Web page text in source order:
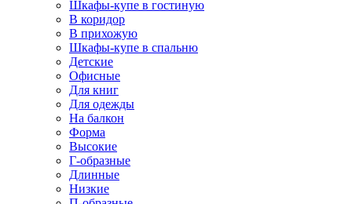
Шкафы-купе в гостиную
В коридор
В прихожую
Шкафы-купе в спальню
Детские
Офисные
Для книг
Для одежды
На балкон
Форма
Высокие
Г-образные
Длинные
Низкие